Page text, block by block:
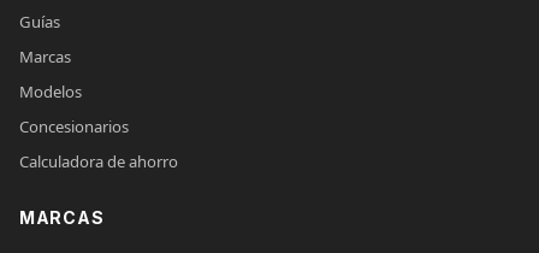
Guías
Marcas
Modelos
Concesionarios
Calculadora de ahorro
MARCAS